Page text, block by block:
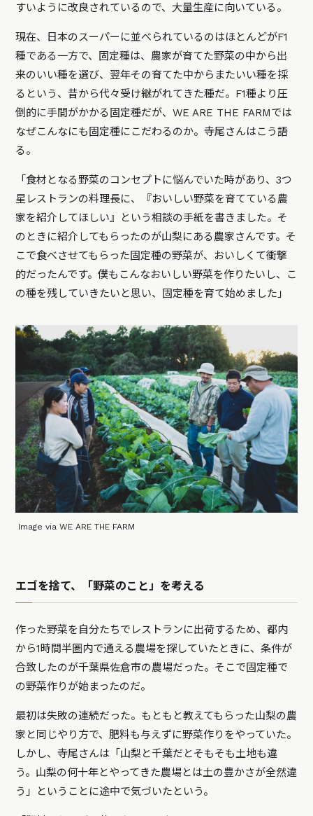
すいように改良されているので、大量生産に向いている。
現在、日本のスーパーに並べられているのはほとんどがF1
種である一方で、固定種は、農家が育てた野菜の中から出
来のいい種を選び、翌年その育てた中からまたいい種を採
るという、昔から代々受け継がれてきた種だ。F1種より圧
倒的に手間がかかる固定種だが、WE ARE THE FARMでは
なぜこんなにも固定種にこだわるのか。寺尾さんはこう語
る。
「食材となる野菜のコンセプトに悩んでいた時があり、3つ
星レストランの料理長に、『おいしい野菜を育てている農
家を紹介してほしい』という相談の手紙を書きました。そ
のときに紹介してもらったのが山梨にある農家さんです。そ
こで食べさせてもらった固定種の野菜が、おいしくて衝撃
的だったんです。僕もこんなおいしい野菜を作りたいし、こ
の種を残していきたいと思い、固定種を育て始めました」
Image via WE ARE THE FARM
エゴを捨て、「野菜のこと」を考える
作った野菜を自分たちでレストランに出荷するため、都内
から1時間半圏内で通える農場を探していたときに、条件が
合致したのが千葉県佐倉市の農場だった。そこで固定種で
の野菜作りが始まったのだ。
最初は失敗の連続だった。もともと教えてもらった山梨の農
家と同じやり方で、肥料も与えずに野菜作りをやっていた。
しかし、寺尾さんは「山梨と千葉だとそもそも土地も違
う。山梨の何十年とやってきた農場とは土の豊かさが全然違
う」ということに途中で気づいたという。